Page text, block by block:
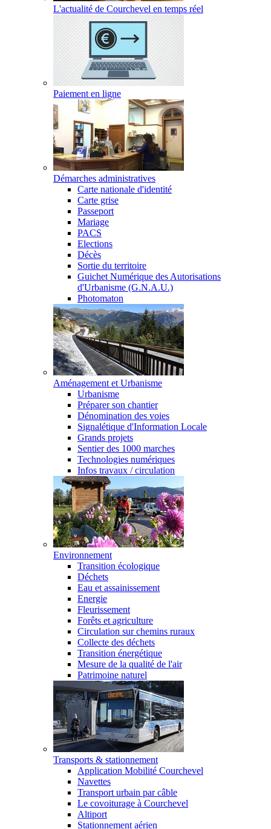
L'actualité de Courchevel en temps réel
Paiement en ligne
Démarches administratives
Carte nationale d'identité
Carte grise
Passeport
Mariage
PACS
Elections
Décès
Sortie du territoire
Guichet Numérique des Autorisations
d'Urbanisme (G.N.A.U.)
Photomaton
Aménagement et Urbanisme
Urbanisme
Préparer son chantier
Dénomination des voies
Signalétique d'Information Locale
Grands projets
Sentier des 1000 marches
Technologies numériques
Infos travaux / circulation
Environnement
Transition écologique
Déchets
Eau et assainissement
Energie
Fleurissement
Forêts et agriculture
Circulation sur chemins ruraux
Collecte des déchets
Transition énergétique
Mesure de la qualité de l'air
Patrimoine naturel
Transports & stationnement
Application Mobilité Courchevel
Navettes
Transport urbain par câble
Le covoiturage à Courchevel
Altiport
Stationnement aérien